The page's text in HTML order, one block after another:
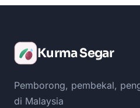
Kurma Segar
Pemborong, pembekal,
di Malaysia